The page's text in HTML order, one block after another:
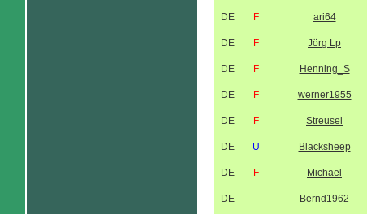
DE F ari64
DE F Jörg Lp
DE F Henning_S
DE F werner1955
DE F Streusel
DE U Blacksheep
DE F Michael
DE Bernd1962